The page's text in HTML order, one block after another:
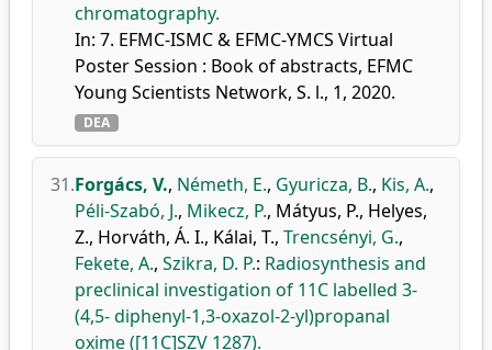
chromatography.
In: 7. EFMC-ISMC & EFMC-YMCS Virtual
Poster Session : Book of abstracts, EFMC
Young Scientists Network, S. l., 1, 2020.
DEA
31.Forgács, V., Németh, E., Gyuricza, B., Kis, A.,
Péli-Szabó, J., Mikecz, P., Mátyus, P., Helyes,
Z., Horváth, Á. I., Kálai, T., Trencsényi, G.,
Fekete, A., Szikra, D. P.: Radiosynthesis and
preclinical investigation of 11C labelled 3-
(4,5- diphenyl-1,3-oxazol-2-yl)propanal
oxime ([11C]SZV 1287).